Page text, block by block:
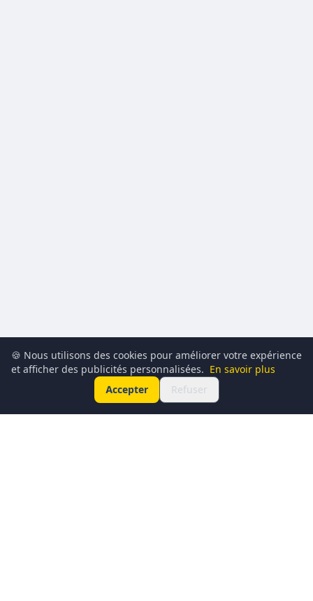
🍪 Nous utilisons des cookies pour améliorer votre expérience
et afficher des publicités personnalisées. En savoir plus
Accepter
Refuser